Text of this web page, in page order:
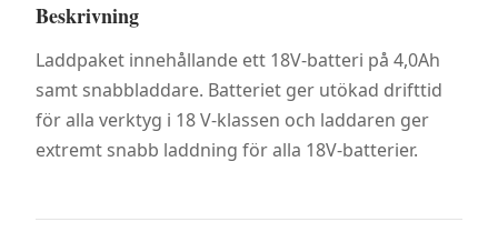
Beskrivning
Laddpaket innehållande ett 18V-batteri på 4,0Ah
samt snabbladdare. Batteriet ger utökad drifttid
för alla verktyg i 18 V-klassen och laddaren ger
extremt snabb laddning för alla 18V-batterier.